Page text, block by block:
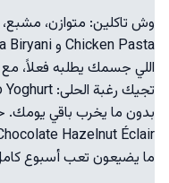
اللي جسمك يطلبه فعلاً،
ما يضيعون تعب أسبوع